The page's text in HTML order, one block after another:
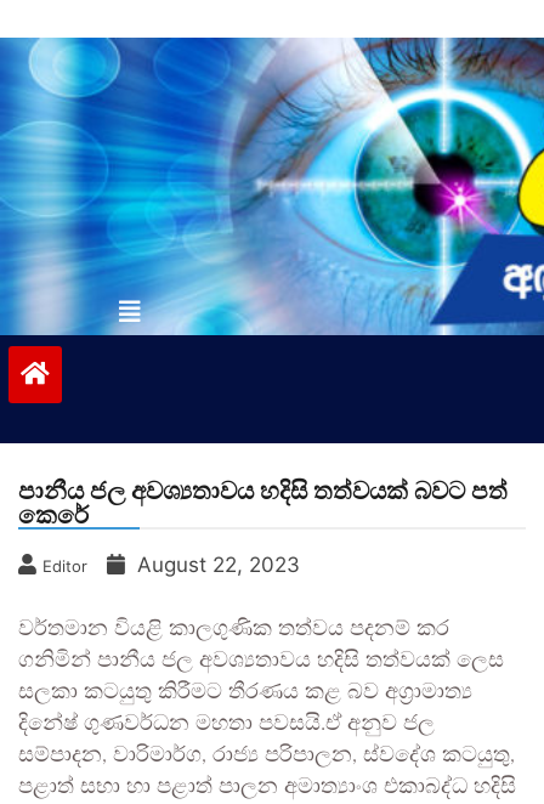
to
contentvinivida.lk
පානීය ජල අවශ්‍යතාවය හදිසි තත්වයක් බවට පත්
කෙරේ
Editor August 22, 2023
වර්තමාන වියළි කාලගුණික තත්වය පදනම් කර
ගනිමින් පානීය ජල අවශ්‍යතාවය හදිසි තත්වයක් ලෙස
සලකා කටයුතු කිරීමට තීරණය කළ බව අග්‍රාමාත්‍ය
දිනේෂ් ගුණවර්ධන මහතා පවසයි.ඒ අනුව ජල
සම්පාදන, වාරිමාර්ග, රාජ්‍ය පරිපාලන, ස්වදේශ කටයුතු,
පළාත් සභා හා පළාත් පාලන අමාත්‍යාංශ එකාබද්ධ හදිසි